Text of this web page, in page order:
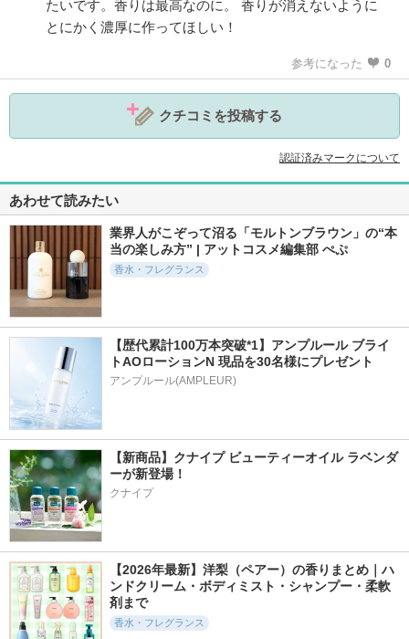
たいです。香りは最高なのに。 香りが消えないように
とにかく濃厚に作ってほしい！
参考になった 0
クチコミを投稿する
認証済みマークについて
あわせて読みたい
業界人がこぞって沼る「モルトンブラウン」の“本
当の楽しみ方” | アットコスメ編集部 ぺぷ
香水・フレグランス
【歴代累計100万本突破*1】アンプルール ブライ
トAOローションN 現品を30名様にプレゼント
アンプルール(AMPLEUR)
【新商品】クナイプ ビューティーオイル ラベンダ
ーが新登場！
クナイプ
【2026年最新】洋梨（ペアー）の香りまとめ｜ハ
ンドクリーム・ボディミスト・シャンプー・柔軟
剤まで
香水・フレグランス